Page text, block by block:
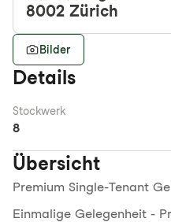
8002 Zürich
Bilder
Details
Stockwerk
8
Übersicht
Premium Single-Tenant
Einmalige Gelegenheit -